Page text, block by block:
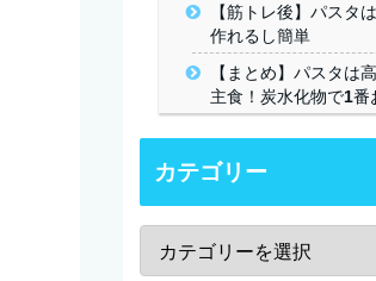
【筋トレ後】パスタ
作れるし簡単
【まとめ】パスタは
主食！炭水化物で1番
カテゴリー